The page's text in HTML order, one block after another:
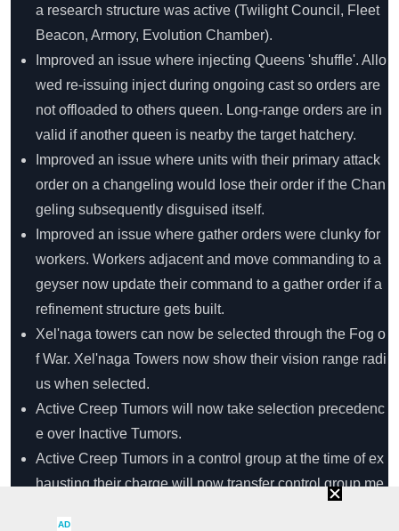
a research structure was active (Twilight Council, Fleet
Beacon, Armory, Evolution Chamber).
Improved an issue where injecting Queens 'shuffle'. Allo
wed re-issuing inject during ongoing cast so orders are
not offloaded to others queen. Long-range orders are in
valid if another queen is nearby the target hatchery.
Improved an issue where units with their primary attack
order on a changeling would lose their order if the Chan
geling subsequently disguised itself.
Improved an issue where gather orders were clunky for
workers. Workers adjacent and move commanding to a
geyser now update their command to a gather order if a
refinement structure gets built.
Xel'naga towers can now be selected through the Fog o
f War. Xel'naga Towers now show their vision range radi
us when selected.
Active Creep Tumors will now take selection precedenc
e over Inactive Tumors.
Active Creep Tumors in a control group at the time of ex
hausting their charge will now transfer control group me
AD